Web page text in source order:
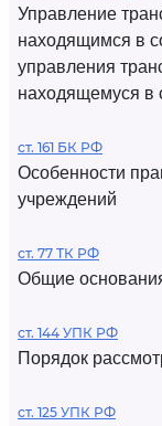
Управление
находящимся в
управления
находящемуся в
ст. 161 БК РФ
Особенности
учреждений
ст. 77 ТК РФ
Общие
ст. 144 УПК РФ
Порядок
ст. 125 УПК РФ